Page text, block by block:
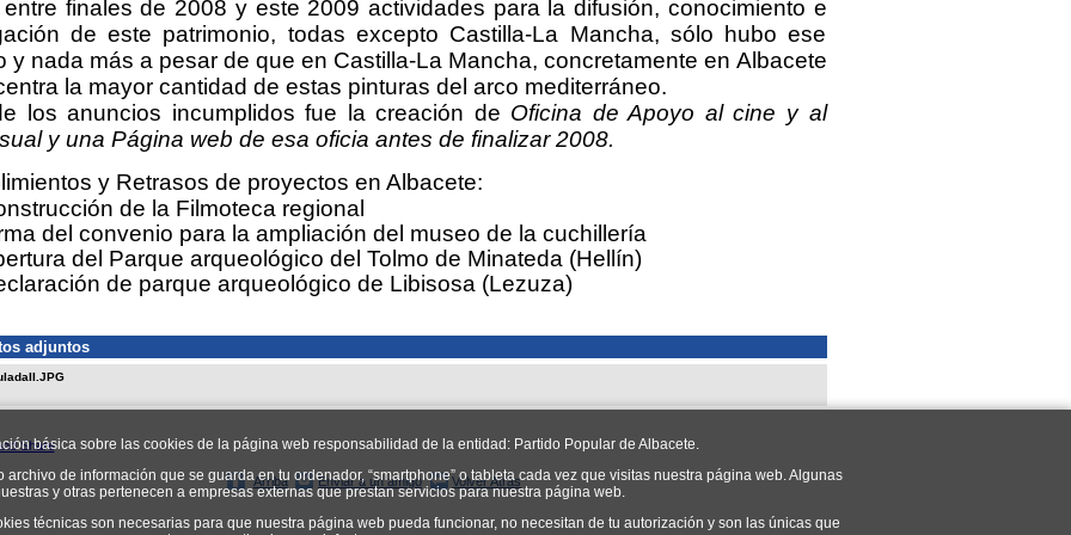
básica sobre las cookies de la página web responsabilidad de la entidad: Partido Popular de Albacete.
de información que se guarda en tu ordenador, “smartphone” o tableta cada vez que visitas nuestra página web. Algunas
y otras pertenecen a empresas externas que prestan servicios para nuestra página web.
técnicas son necesarias para que nuestra página web pueda funcionar, no necesitan de tu autorización y son las únicas que
finales de 2008 y este 2009 actividades para la difusión, conocimiento e
de este patrimonio, todas excepto Castilla-La Mancha, sólo hubo ese
y nada más a pesar de que en Castilla-La Mancha, concretamente en Albacete
la mayor cantidad de estas pinturas del arco mediterráneo.
los anuncios incumplidos fue la creación de Oficina de Apoyo al cine y al
y una Página web de esa oficia antes de finalizar 2008.
y Retrasos de proyectos en Albacete:
de la Filmoteca regional
del convenio para la ampliación del museo de la cuchillería
del Parque arqueológico del Tolmo de Minateda (Hellín)
de parque arqueológico de Libisosa (Lezuza)
adjuntos
Arriba Enviar a un amigo Volver Atrás